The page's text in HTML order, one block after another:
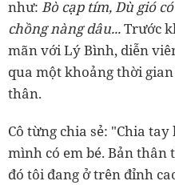
như: Bò cạp tím, Dù gió
chồng nàng dâu...Trước
mãn với Lý Bình, diễn
qua một khoảng thời
thân.
Cô từng chia sẻ: "Chia
mình có em bé. Bản thân
đó tôi đang ở trên đỉnh